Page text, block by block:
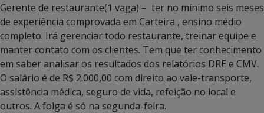
Gerente de restaurante(1 vaga) – ter no mínimo seis meses
de experiência comprovada em Carteira , ensino médio
completo. Irá gerenciar todo restaurante, treinar equipe e
manter contato com os clientes. Tem que ter conhecimento
em saber analisar os resultados dos relatórios DRE e CMV.
O salário é de R$ 2.000,00 com direito ao vale-transporte,
assistência médica, seguro de vida, refeição no local e
outros. A folga é só na segunda-feira.